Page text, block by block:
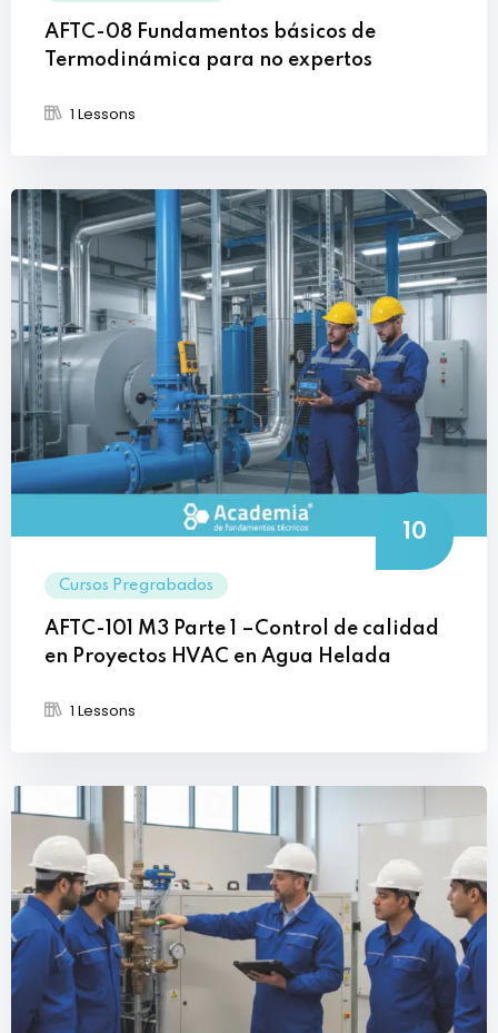
AFTC-08 Fundamentos básicos de
Termodinámica para no expertos
1 Lessons
10
Cursos Pregrabados
AFTC-101 M3 Parte 1 –Control de calidad
en Proyectos HVAC en Agua Helada
1 Lessons